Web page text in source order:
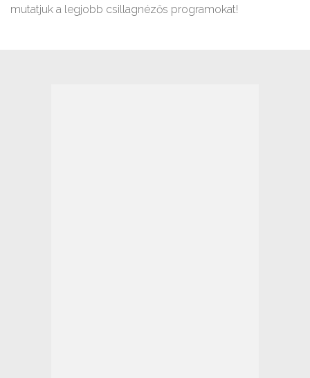
mutatjuk a legjobb csillagnézős programokat!